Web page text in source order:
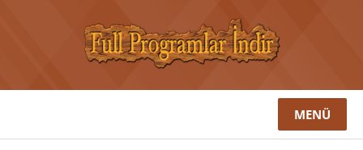
MENÜ